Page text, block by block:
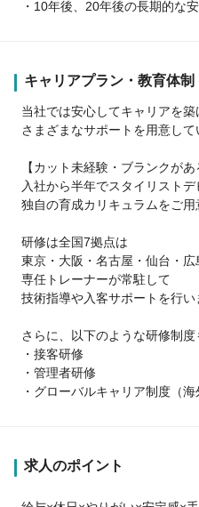
・10年後、20年後の長期的な
キャリアプラン・教育体制
当社では安心してキャリアを築
さまざまなサポートを用意して
【カット未経験・ブランクがあ
入社から半年でスタイリスト
独自の育成カリキュラムをご用
研修は全国7拠点は
東京・大阪・名古屋・仙台・
専任トレーナーが常駐して
技術指導や入客サポートを行い
さらに、以下のような研修制度
・接客研修
・管理者研修
・グローバルキャリア制度（
求人のポイント